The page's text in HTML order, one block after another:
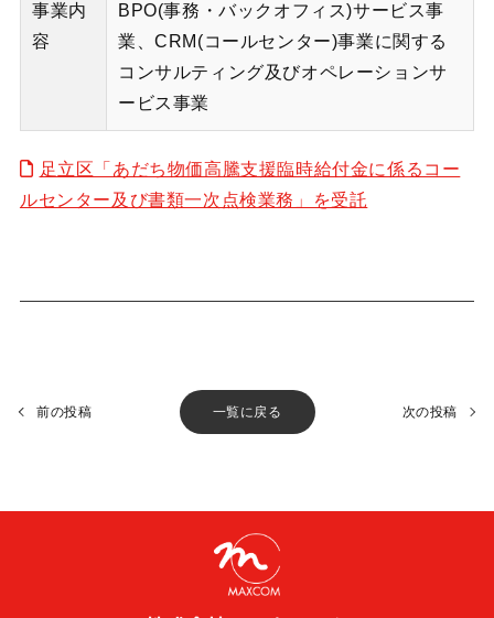
事業内
容
BPO(事務・バックオフィス)サービス事
業、CRM(コールセンター)事業に関する
コンサルティング及びオペレーションサ
ービス事業
足立区「あだち物価高騰支援臨時給付金に係るコー
ルセンター及び書類一次点検業務」を受託
前の投稿 一覧に戻る 次の投稿